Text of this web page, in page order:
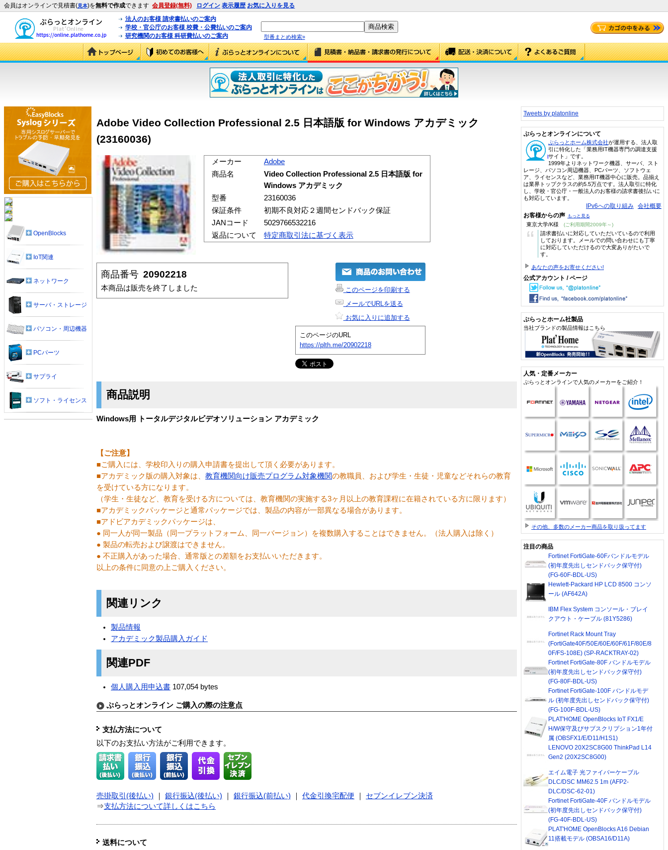
会員はオンラインで見積書(見本)を無料で作成できます 会員登録(無料) ログイン 表示履歴 お気に入りを見る
法人のお客様 請求書払いのご案内
学校・官公庁のお客様 校費・公費払いのご案内
研究機関のお客様 科研費払いのご案内
型番まとめ検索»
Adobe Video Collection Professional 2.5 日本語版 for Windows アカデミック
(23160036)
メーカー
Adobe
商品名
Video Collection Professional 2.5 日本語版 for
Windows アカデミック
型番
23160036
保証条件
初期不良対応２週間センドバック保証
JANコード
5029766532216
返品について
特定商取引法に基づく表示
商品番号 20902218
本商品は販売を終了しました
このページを印刷する
メールでURLを送る
お気に入りに追加する
このページのURL
https://plth.me/20902218
商品説明
Windows用 トータルデジタルビデオソリューション アカデミック
【ご注意】
■ご購入には、学校印入りの購入申請書を提出して頂く必要があります。
■アカデミック版の購入対象は、 教育機関向け販売プログラム対象機関の教職員、および学生・生徒・児童などそれらの教育
を受けている方になります。
（学生・生徒など、教育を受ける方については、教育機関の実施する3ヶ月以上の教育課程に在籍されている方に限ります）
■アカデミックパッケージと通常パッケージでは、製品の内容が一部異なる場合があります。
■アドビアカデミックパッケージは、
● 同一人が同一製品（同一プラットフォーム、同一バージョン）を複数購入することはできません。（法人購入は除く）
● 製品の転売および譲渡はできません。
● 不正購入があった場合、通常版との差額をお支払いいただきます。
以上の条件に同意の上ご購入ください。
関連リンク
製品情報
アカデミック製品購入ガイド
関連PDF
個人購入用申込書 107,054 bytes
ぷらっとオンライン ご購入の際の注意点
支払方法について
以下のお支払い方法がご利用できます。
売掛取引(後払い) 銀行振込(後払い) 銀行振込(前払い) 代金引換宅配便
セブンイレブン決済
⇒支払方法について詳しくはこちら
送料について
OpenBlocks
IoT関連
ネットワーク
サーバ・ストレージ
パソコン・周辺機器
PCパーツ
サプライ
ソフト・ライセンス
Tweets by platonline
ぷらっとオンラインについて
ぷらっとホーム株式会社が運用する、法人取
引に特化した「業務用IT機器専門の調達支援
サイト」です。
1999年よりネットワーク機器、サーバ、スト
レージ、パソコン周辺機器、PCパーツ、ソフトウェ
ア、ライセンスなど、業務用IT機器中心に販売。品揃え
は業界トップクラスの約5.5万点です。法人取引に特化
し、学校・官公庁・一般法人のお客様の請求書後払いに
も対応しています。
IPv6への取り組み 会社概要
お客様からの声 もっと見る
東京大学/K様 (ご利用期間2009年～)
“
請求書払いに対応していただいているので利用
しております。メールでの問い合わせにも丁寧
に対応していただけるので大変ありがたいで
す。
あなたの声をお寄せください!
公式アカウント / ページ
ぷらっとホーム社製品
当社ブランドの製品情報はこちら
人気・定番メーカー
ぷらっとオンラインで人気のメーカーをご紹介！
その他、多数のメーカー商品を取り扱ってます
注目の商品
Fortinet FortiGate-60Fバンドルモデル
(初年度先出しセンドバック保守付)
(FG-60F-BDL-US)
Hewlett-Packard HP LCD 8500 コンソ
ール (AF642A)
IBM Flex System コンソール・ブレイ
クアウト・ケーブル (81Y5286)
Fortinet Rack Mount Tray
(FortiGate40F/50E/60E/60F/61F/80E/8
0F/FS-108E) (SP-RACKTRAY-02)
Fortinet FortiGate-80F バンドルモデル
(初年度先出しセンドバック保守付)
(FG-80F-BDL-US)
Fortinet FortiGate-100F バンドルモデ
ル (初年度先出しセンドバック保守付)
(FG-100F-BDL-US)
PLAT'HOME OpenBlocks IoT FX1/E
H/W保守及びサブスクリプション1年付
属 (OBSFX1/E/D11/H1S1)
LENOVO 20X2SC8G00 ThinkPad L14
Gen2 (20X2SC8G00)
エイム電子 光ファイバーケーブル
DLC/DSC MM62.5 1m (AFP2-
DLC/DSC-62-01)
Fortinet FortiGate-40F バンドルモデル
(初年度先出しセンドバック保守付)
(FG-40F-BDL-US)
PLAT'HOME OpenBlocks A16 Debian
11搭載モデル (OBSA16/D11A)